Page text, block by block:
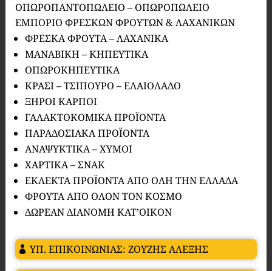
ΟΠΩΡΟΠΑΝΤΟΠΩΛΕΙΟ – ΟΠΩΡΟΠΩΛΕΙΟ
ΕΜΠΟΡΙΟ ΦΡΕΣΚΩΝ ΦΡΟΥΤΩΝ & ΛΑΧΑΝΙΚΩΝ
ΦΡΕΣΚΑ ΦΡΟΥΤΑ – ΛΑΧΑΝΙΚΑ
ΜΑΝΑΒΙΚΗ – ΚΗΠΕΥΤΙΚΑ
ΟΠΩΡΟΚΗΠΕΥΤΙΚΑ
ΚΡΑΣΙ – ΤΣΙΠΟΥΡΟ – ΕΛΑΙΟΛΑΔΟ
ΞΗΡΟΙ ΚΑΡΠΟΙ
ΓΑΛΑΚΤΟΚΟΜΙΚΑ ΠΡΟΪΟΝΤΑ
ΠΑΡΑΔΟΣΙΑΚΑ ΠΡΟΪΟΝΤΑ
ΑΝΑΨΥΚΤΙΚΑ – ΧΥΜΟΙ
ΧΑΡΤΙΚΑ – ΣΝΑΚ
ΕΚΛΕΚΤΑ ΠΡΟΪΟΝΤΑ ΑΠΟ ΟΛΗ ΤΗΝ ΕΛΛΑΔΑ
ΦΡΟΥΤΑ ΑΠΟ ΟΛΟΝ ΤΟΝ ΚΟΣΜΟ
ΔΩΡΕΑΝ ΔΙΑΝΟΜΗ ΚΑΤ’ΟΙΚΟΝ
ΥΠ. ΕΠΙΚΟΙΝΩΝΙΑΣ: ΖΟΥΖΗΣ ΑΛΕΞΗΣ